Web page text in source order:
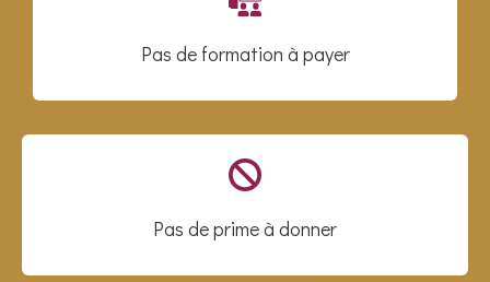
Pas de formation à payer
Pas de prime à donner